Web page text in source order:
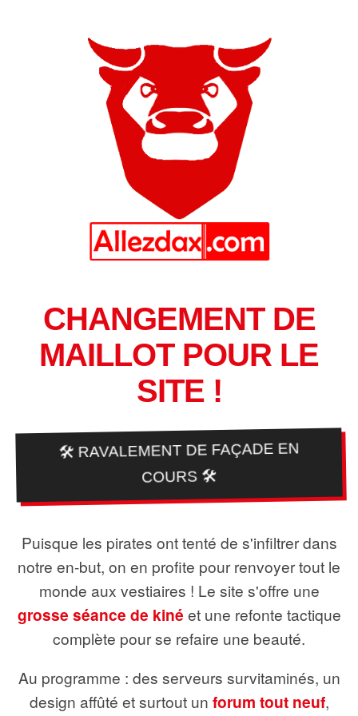
CHANGEMENT DE
MAILLOT POUR LE
SITE !
🛠️ RAVALEMENT DE FAÇADE EN
COURS 🛠️
Puisque les pirates ont tenté de s'infiltrer dans
notre en-but, on en profite pour renvoyer tout le
monde aux vestiaires ! Le site s'offre une
grosse séance de kiné et une refonte tactique
complète pour se refaire une beauté.
Au programme : des serveurs survitaminés, un
design affûté et surtout un forum tout neuf,